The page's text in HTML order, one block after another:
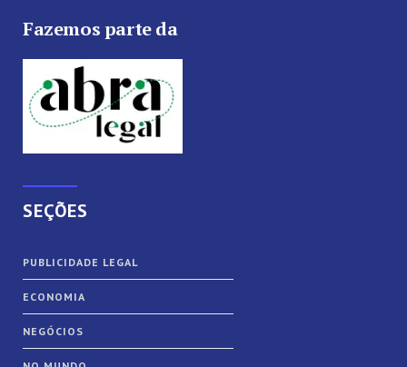
Fazemos parte da
SEÇÕES
PUBLICIDADE LEGAL
ECONOMIA
NEGÓCIOS